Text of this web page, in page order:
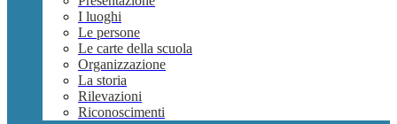
I luoghi
Le persone
Le carte della scuola
Organizzazione
La storia
Rilevazioni
Riconoscimenti